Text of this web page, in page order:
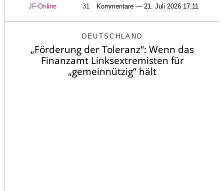
JF-Online 31 Kommentare — 21. Juli 2026 17:11
DEUTSCHLAND
„Förderung der Toleranz“: Wenn das
Finanzamt Linksextremisten für
„gemeinnützig“ hält